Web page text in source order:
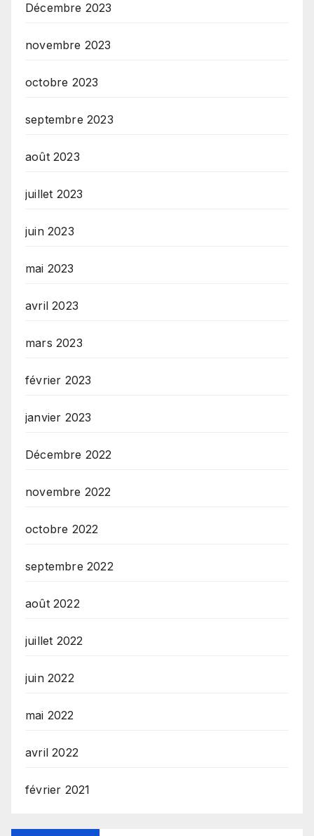
Décembre 2023
novembre 2023
octobre 2023
septembre 2023
août 2023
juillet 2023
juin 2023
mai 2023
avril 2023
mars 2023
février 2023
janvier 2023
Décembre 2022
novembre 2022
octobre 2022
septembre 2022
août 2022
juillet 2022
juin 2022
mai 2022
avril 2022
février 2021